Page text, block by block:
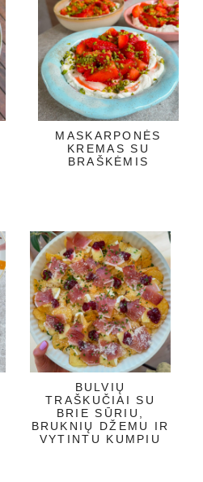
MASKARPONĖS
KREMAS SU
BRAŠKĖMIS
BULVIŲ
TRAŠKUČIAI SU
BRIE SŪRIU,
BRUKNIŲ DŽEMU IR
VYTINTU KUMPIU